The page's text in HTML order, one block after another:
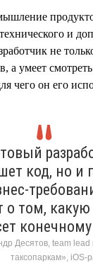
и
не
а умеет
чего он его
код, но и
о том,
Десятов, team
таксопаркам», iOS-